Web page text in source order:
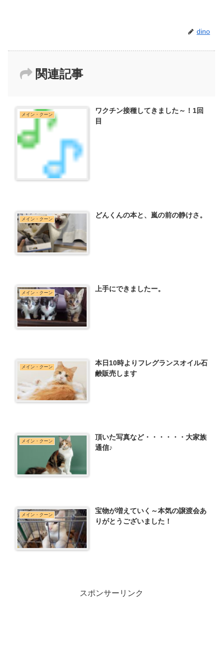
dino
関連記事
メイン・クーン
ワクチン接種してきました～！1回
目
メイン・クーン どんくんの本と、嵐の前の静けさ。
メイン・クーン 上手にできましたー。
メイン・クーン
本日10時よりフレグランスオイル石
鹸販売します
メイン・クーン
頂いた写真など・・・・・・大家族
通信♪
メイン・クーン
宝物が増えていく～本気の譲渡会あ
りがとうございました！
スポンサーリンク